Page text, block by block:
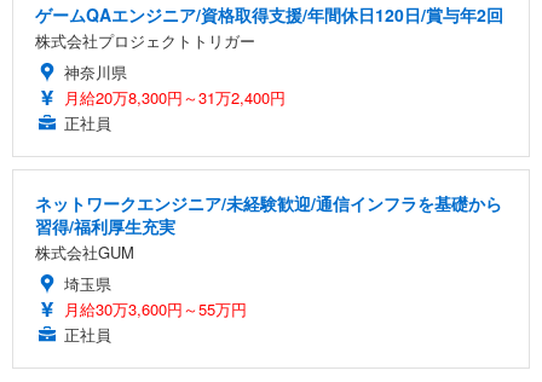
ゲームQAエンジニア/資格取得支援/年間休日120日/賞与年2回
株式会社プロジェクトトリガー
神奈川県
月給20万8,300円～31万2,400円
正社員
ネットワークエンジニア/未経験歓迎/通信インフラを基礎から
習得/福利厚生充実
株式会社GUM
埼玉県
月給30万3,600円～55万円
正社員